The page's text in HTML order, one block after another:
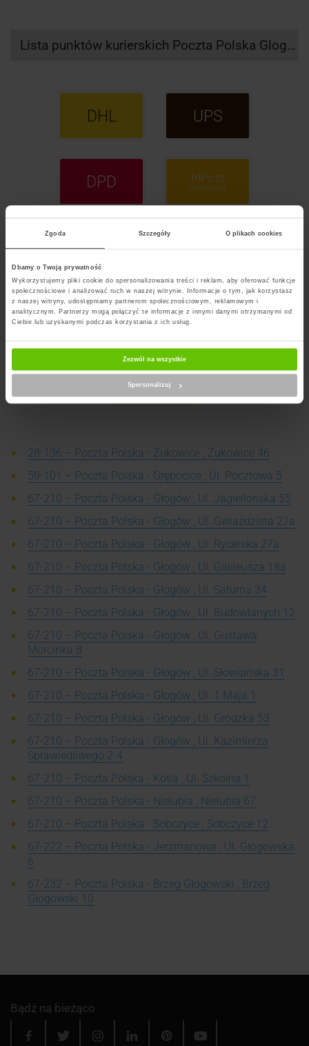
Zgoda Szczegóły O plikach cookies
Dbamy o Twoją prywatność
Wykorzystujemy pliki cookie do spersonalizowania treści i reklam, aby oferować funkcje
społecznościowe i analizować ruch w naszej witrynie. Informacje o tym, jak korzystasz
z naszej witryny, udostępniamy partnerom społecznościowym, reklamowym i
analitycznym. Partnerzy mogą połączyć te informacje z innymi danymi otrzymanymi od
Ciebie lub uzyskanymi podczas korzystania z ich usług.
Zezwól na wszystkie
Spersonalizuj
Lista punktów kurierskich Poczta Polska Glogow
DHL UPS
DPD InPost
Paczkomaty
GLS FedEx
POCZTA
Polska
28-136 – Poczta Polska - Żukowice , Żukowice 46
59-101 – Poczta Polska - Grębocice , Ul. Pocztowa 5
67-210 – Poczta Polska - Głogów , Ul. Jagiellońska 55
67-210 – Poczta Polska - Głogów , Ul. Gwiaździsta 27a
67-210 – Poczta Polska - Głogów , Ul. Rycerska 27a
67-210 – Poczta Polska - Głogów , Ul. Galileusza 18a
67-210 – Poczta Polska - Głogów , Ul. Saturna 34
67-210 – Poczta Polska - Głogów , Ul. Budowlanych 12
67-210 – Poczta Polska - Głogów , Ul. Gustawa
Morcinka 8
67-210 – Poczta Polska - Głogów , Ul. Słowiańska 31
67-210 – Poczta Polska - Głogów , Ul. 1 Maja 1
67-210 – Poczta Polska - Głogów , Ul. Grodzka 53
67-210 – Poczta Polska - Głogów , Ul. Kazimierza
Sprawiedliwego 2-4
67-210 – Poczta Polska - Kotla , Ul. Szkolna 1
67-210 – Poczta Polska - Nielubia , Nielubia 67
67-210 – Poczta Polska - Sobczyce , Sobczyce 12
67-222 – Poczta Polska - Jerzmanowa , Ul. Głogowska
6
67-232 – Poczta Polska - Brzeg Głogowski , Brzeg
Głogowski 10
Bądź na bieżąco